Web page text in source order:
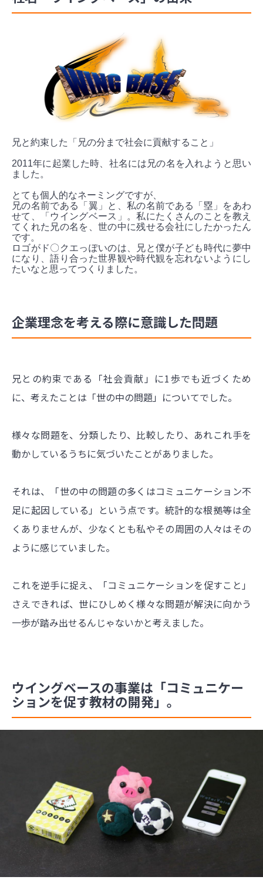
兄と約束した「兄の分まで社会に貢献すること」
2011年に起業した時、社名には兄の名を入れようと思い
ました。
とても個人的なネーミングですが、
兄の名前である「翼」と、私の名前である「塁」をあわ
せて、「ウイングベース」。私にたくさんのことを教え
てくれた兄の名を、世の中に残せる会社にしたかったん
です。
ロゴがド〇クエっぽいのは、兄と僕が子ども時代に夢中
になり、語り合った世界観や時代観を忘れないようにし
たいなと思ってつくりました。
企業理念を考える際に意識した問題
兄との約束である「社会貢献」に1歩でも近づくため
に、考えたことは「世の中の問題」についてでした。
様々な問題を、分類したり、比較したり、あれこれ手を
動かしているうちに気づいたことがありました。
それは、「世の中の問題の多くはコミュニケーション不
足に起因している」という点です。統計的な根拠等は全
くありませんが、少なくとも私やその周囲の人々はその
ように感じていました。
これを逆手に捉え、「コミュニケーションを促すこと」
さえできれば、世にひしめく様々な問題が解決に向かう
一歩が踏み出せるんじゃないかと考えました。
ウイングベースの事業は「コミュニケー
ションを促す教材の開発」。